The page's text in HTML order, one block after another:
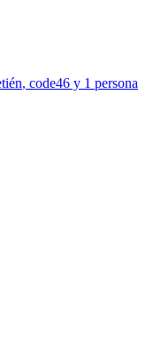
, code46 y 1 persona